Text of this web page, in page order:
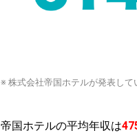
※ 株式会社帝国ホテルが発表して
帝国ホテルの平均年収は